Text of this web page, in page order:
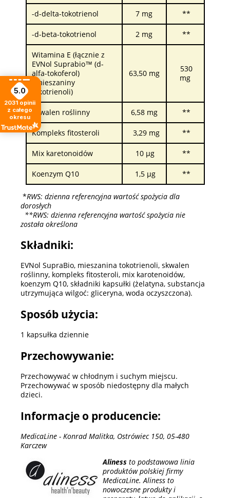
-d-delta-tokotrienol 7 mg **
-d-beta-tokotrienol 2 mg **
Witamina E (łącznie z
EVNol Suprabio™ (d-
alfa-tokoferol)
i mieszaniny
tokotrienoli)
63,50 mg
530
mg
Skwalen roślinny 6,58 mg **
Kompleks fitosteroli 3,29 mg **
Mix karetonoidów 10 µg **
Koenzym Q10 1,5 µg **
*RWS: dzienna referencyjna wartość spożycia dla
dorosłych
**RWS: dzienna referencyjna wartość spożycia nie
została określona
Składniki:
EVNol SupraBio, mieszanina tokotrienoli, skwalen
roślinny, kompleks fitosteroli, mix karotenoidów,
koenzym Q10, składniki kapsułki (żelatyna, substancja
utrzymująca wilgoć: gliceryna, woda oczyszczona).
Sposób użycia:
1 kapsułka dziennie
Przechowywanie:
Przechowywać w chłodnym i suchym miejscu.
Przechowywać w sposób niedostępny dla małych
dzieci.
Informacje o producencie:
MedicaLine - Konrad Malitka, Ostrówiec 150, 05-480
Karczew
Aliness to podstawowa linia
produktów polskiej firmy
MedicaLine. Aliness to
nowoczesne produkty i
5.0
2031 opinii
z całego
okresu